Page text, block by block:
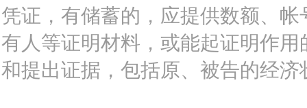
凭证，有储蓄的，应提供数额、
有人等证明材料，或能起证明作
和提出证据，包括原、被告的经济